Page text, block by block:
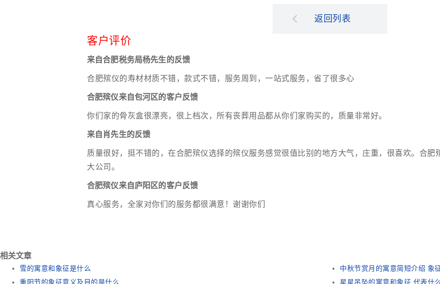
返回列表
客户评价
来自合肥税务局杨先生的反馈
合肥殡仪的寿材材质不错，款式不错，服务周到，一站式服务，省了很多心
合肥殡仪来自包河区的客户反馈
你们家的骨灰盒很漂亮，很上档次，所有丧葬用品都从你们家购买的，质量非常好。
来自肖先生的反馈
质量很好，挺不错的，在合肥殡仪选择的殡仪服务感觉很值比别的地方大气，庄重，很喜欢。合
大公司。
合肥殡仪来自庐阳区的客户反馈
真心服务，全家对你们的服务都很满意！谢谢你们
相关文章
雪的寓意和象征是什么
中秋节赏月的寓意简短介绍 象
重阳节的象征意义及目的是什么
星星吊坠的寓意和象征 代表什